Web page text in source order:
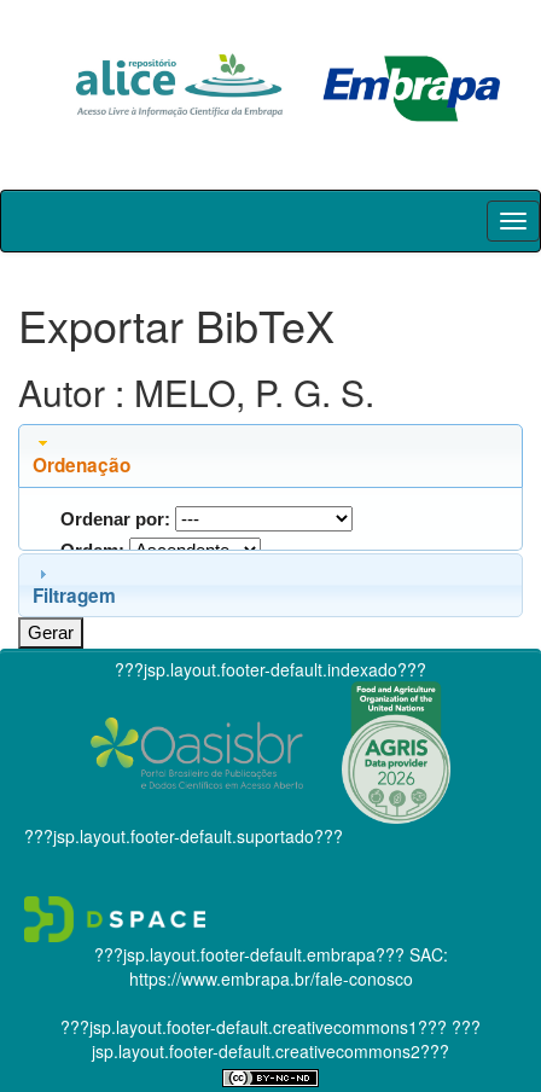
Skip
Exportar BibTeX
Autor : MELO, P. G. S.
Ordenação
Ordenar por:
Ordem:
Filtragem
???jsp.layout.footer-default.indexado???
???jsp.layout.footer-default.suportado???
???jsp.layout.footer-default.embrapa??? SAC:
https://www.embrapa.br/fale-conosco
???jsp.layout.footer-default.creativecommons1??? ???
jsp.layout.footer-default.creativecommons2???